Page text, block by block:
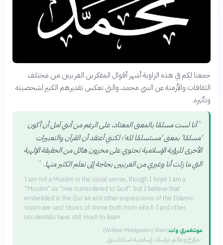
جمعنا لكم في هذه الزاوية أشهر أقوال المفكرين الغربيين من مختلف
الثقافات والأزمنة عن النبي محمد، والتي تعكس تقديرهم الكبير لشخصيته
وتأثيره.
" أنا لست مسلمًا بالمعنى المعتاد، على الرغم من أنني آمل أن أكون
'مسلمًا' بمعنى 'مستسلمًا لله'؛ لكنني أعتقد أن القرآن والتعبيرات
الأخرى للرؤية الإسلامية تحتوي على مخزون هائل من الحقيقة الإلهية
التي ما زلت أنا وغيري من الغربيين بحاجة إلى تعلم الكثير منها. "
I am not a Muslim in the usual sense, though I hope I am a
“Muslim” as “one surrendered to God”; but I believe that
embedded in the Qur’an and other expressions of the Islamic
vision are vast stores of divine truth from which I and other
occidentals have still much to learn.
مونتغمري وات
(William Montgomery Watt)
· مؤرخ وعالم دراسات إسلامية اسكتلندي